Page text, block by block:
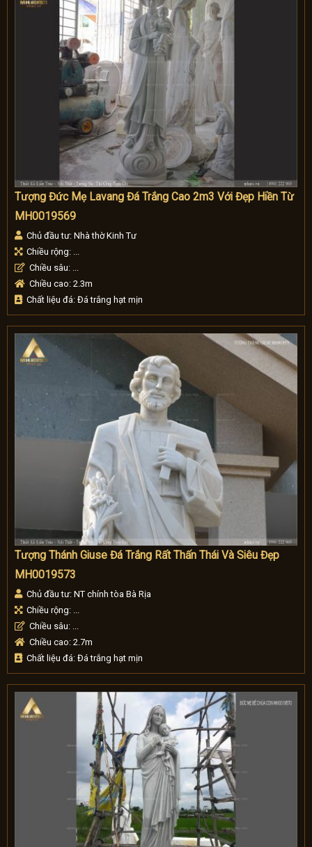
Tượng Đức Mẹ Lavang Đá Trắng Cao 2m3 Với Đẹp Hiền Từ
MH0019569
Chủ đầu tư: Nhà thờ Kinh Tư
Chiều rộng: ...
Chiều sâu: ...
Chiều cao: 2.3m
Chất liệu đá: Đá trắng hạt mịn
Tượng Thánh Giuse Đá Trắng Rất Thấn Thái Và Siêu Đẹp
MH0019573
Chủ đầu tư: NT chính tòa Bà Rịa
Chiều rộng: ...
Chiều sâu: ...
Chiều cao: 2.7m
Chất liệu đá: Đá trắng hạt mịn